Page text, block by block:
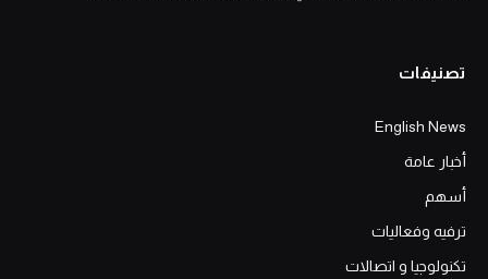
تصنيفات
English News
أخبار عامة
أسهم
ترفيه وفعاليات
تكنولوجيا و اتصالات